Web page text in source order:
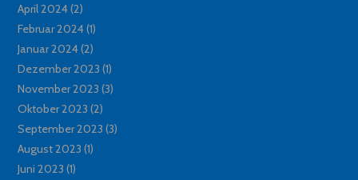
April 2024(2)
Februar 2024(1)
Januar 2024(2)
Dezember 2023 (1)
November 2023 (3)
Oktober 2023 (2)
September 2023 (3)
August 2023 (1)
Juni 2023 (1)